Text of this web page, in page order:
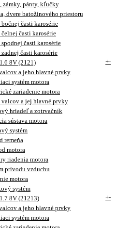
zámky, pánty, kľučky
dvere batožinového priestoru
časti karosérie
časti karosérie
časti karosérie
časti karosérie
8V (2121)
+-
a jeho hlavné prvky
systém motora
zariadenie motora
valcov a jej hlavné prvky
hriadeľ a zotrvačník
sústava motora
systém
remeňa
motora
riadenia motora
prívodu vzduchu
motora
systém
8V (21213)
+-
a jeho hlavné prvky
systém motora